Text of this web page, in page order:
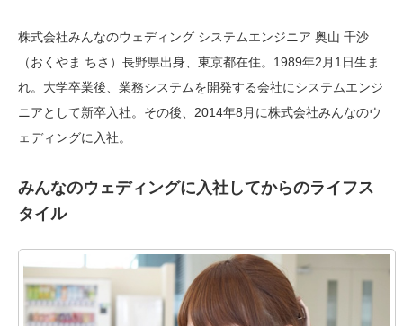
株式会社みんなのウェディング システムエンジニア 奥山 千沙
（おくやま ちさ）長野県出身、東京都在住。1989年2月1日生ま
れ。大学卒業後、業務システムを開発する会社にシステムエンジ
ニアとして新卒入社。その後、2014年8月に株式会社みんなのウ
ェディングに入社。
みんなのウェディングに入社してからのライフス
タイル